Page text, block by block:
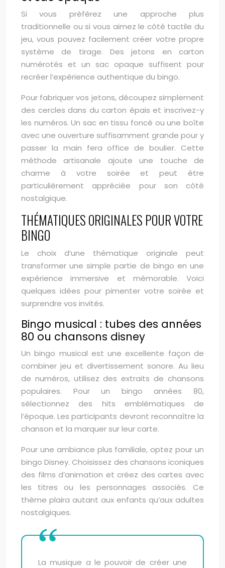
Si vous préférez une approche plus
traditionnelle ou si vous aimez le côté tactile du
jeu, vous pouvez facilement créer votre propre
système de tirage. Des jetons en carton
numérotés et un sac opaque suffisent pour
recréer l’expérience authentique du bingo.
Pour fabriquer vos jetons, découpez simplement
des cercles dans du carton épais et inscrivez-y
les numéros. Un sac en tissu foncé ou une boîte
avec une ouverture suffisamment grande pour y
passer la main fera office de boulier. Cette
méthode artisanale ajoute une touche de
charme à votre soirée et peut être
particulièrement appréciée pour son côté
nostalgique.
THÉMATIQUES ORIGINALES POUR VOTRE
BINGO
Le choix d’une thématique originale peut
transformer une simple partie de bingo en une
expérience immersive et mémorable. Voici
quelques idées pour pimenter votre soirée et
surprendre vos invités.
Bingo musical : tubes des années
80 ou chansons disney
Un bingo musical est une excellente façon de
combiner jeu et divertissement sonore. Au lieu
de numéros, utilisez des extraits de chansons
populaires. Pour un bingo années 80,
sélectionnez des hits emblématiques de
l’époque. Les participants devront reconnaître la
chanson et la marquer sur leur carte.
Pour une ambiance plus familiale, optez pour un
bingo Disney. Choisissez des chansons iconiques
des films d’animation et créez des cartes avec
les titres ou les personnages associés. Ce
thème plaira autant aux enfants qu’aux adultes
nostalgiques.
La musique a le pouvoir de créer une